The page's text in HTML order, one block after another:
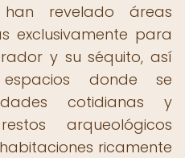
han revelado áreas
exclusivamente para
y su séquito, así
donde se
cotidianas y
arqueológicos
ricamente